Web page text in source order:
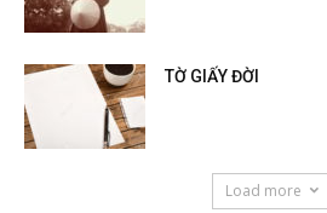
TỜ GIẤY ĐỜI
Load more